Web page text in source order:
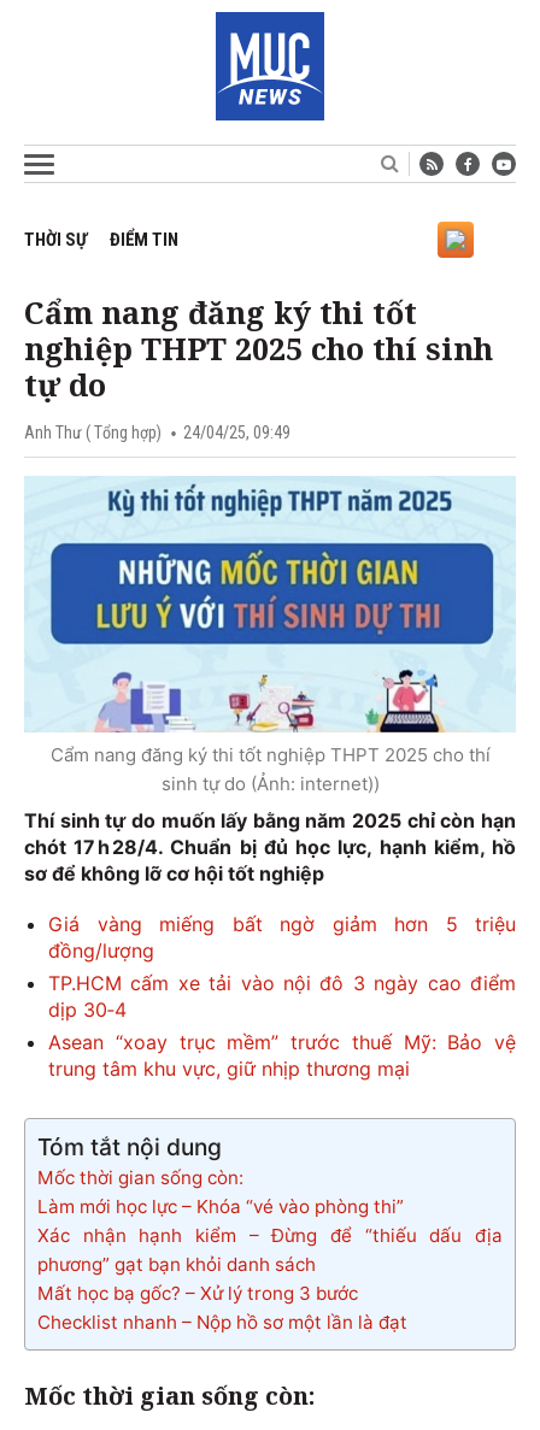
THỜI SỰ ĐIỂM TIN
Cẩm nang đăng ký thi tốt
nghiệp THPT 2025 cho thí sinh
tự do
Anh Thư ( Tổng hợp) 24/04/25, 09:49
Cẩm nang đăng ký thi tốt nghiệp THPT 2025 cho thí
sinh tự do (Ảnh: internet))
Thí sinh tự do muốn lấy bằng năm 2025 chỉ còn hạn
chót 17 h 28/4. Chuẩn bị đủ học lực, hạnh kiểm, hồ
sơ để không lỡ cơ hội tốt nghiệp
Giá vàng miếng bất ngờ giảm hơn 5 triệu
đồng/lượng
TP.HCM cấm xe tải vào nội đô 3 ngày cao điểm
dịp 30‑4
Asean “xoay trục mềm” trước thuế Mỹ: Bảo vệ
trung tâm khu vực, giữ nhịp thương mại
Tóm tắt nội dung
Mốc thời gian sống còn:
Làm mới học lực – Khóa “vé vào phòng thi”
Xác nhận hạnh kiểm – Đừng để “thiếu dấu địa
phương” gạt bạn khỏi danh sách
Mất học bạ gốc? – Xử lý trong 3 bước
Checklist nhanh – Nộp hồ sơ một lần là đạt
Mốc thời gian sống còn: